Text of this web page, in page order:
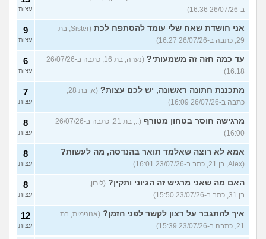
ב-26/07/26 16:36)
עצות
אני חושדת שאח שלי עומד להסתפח לכת
(Sister, בת
29, כתבה ב-26/07/26 16:27)
9
עצות
עד כמה חזה זה משמעותי?
(נערה, בת 16, כתבה ב-26/07/26
16:18)
6
עצות
מתכננת חתונה ראשונה, יש לכם עצות?
(א, בת 28,
כתבה ב-26/07/26 16:09)
7
עצות
מרגישה חוסר בטחון מטורף
(.., בת 21, כתבה ב-26/07/26
16:00)
8
עצות
אמא לא רוצה שאלמד תואר בהנדסה, מה לעשות?
(Alex, בן 21, כתב ב-23/07/26 16:01)
8
עצות
האם מה שאני מרגיש זה הגיוני ותקין? (לירון,
בן 31, כתב ב-23/07/26 15:50)
8
עצות
איך להתגבר על רצון לקשר לפני הזמן? (אנונימית, בת
21, כתבה ב-23/07/26 15:39)
12
עצות